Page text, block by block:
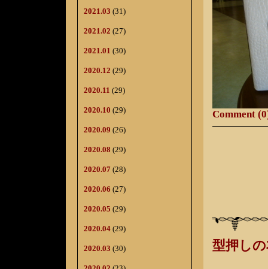
2021.03 (31)
2021.02 (27)
2021.01 (30)
2020.12 (29)
2020.11 (29)
2020.10 (29)
2020.09 (26)
2020.08 (29)
2020.07 (28)
2020.06 (27)
2020.05 (29)
2020.04 (29)
2020.03 (30)
Comment
型押し